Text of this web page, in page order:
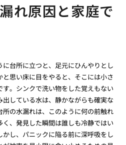
れ原因と家庭で
台所に立つと、足元にひんやりとし
思い床に目をやると、そこには小さ
。シンクで洗い物をした覚えもない
している水は、静かながらも確実な
の水漏れは、このように何の前触れ
、発見した瞬間は誰しも冷静ではい
し、パニックに陥る前に深呼吸をし